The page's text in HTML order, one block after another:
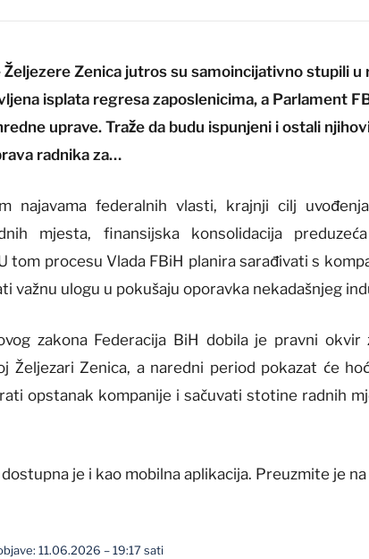
Željezere Zenica jutros su samoincijativno stupili u
isplata regresa zaposlenicima, a Parlament
uprave. Traže da budu ispunjeni i ostali
radnika za…
najavama federalnih vlasti, krajnji cilj
mjesta, finansijska konsolidacija
tom procesu Vlada FBiH planira sarađivati s
važnu ulogu u pokušaju oporavka nekadašnjeg
zakona Federacija BiH dobila je pravni okvir
Željezari Zenica, a naredni period pokazat će
opstanak kompanije i sačuvati stotine radnih
je i kao mobilna aplikacija. Preuzmite je na
11.06.2026 – 19:17 sati